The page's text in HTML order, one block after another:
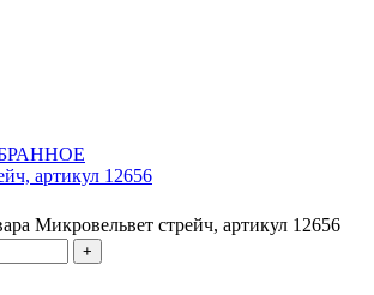
артикул 12656
Микровельвет стрейч, артикул 12656